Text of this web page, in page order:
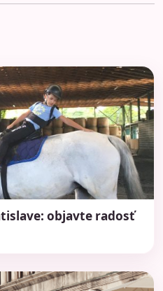
objavte radosť